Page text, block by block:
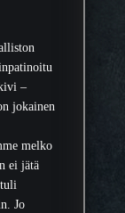
–
jokainen
melko
ei jätä
Jo